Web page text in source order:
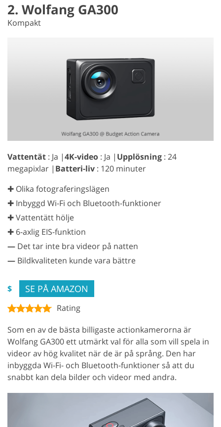
2. Wolfang GA300
Kompakt
Vattentät : Ja |4K-video : Ja | Upplösning : 24
megapixlar | Batteri-liv : 120 minuter
✚ Olika fotograferingslägen
✚ Inbyggd Wi-Fi och Bluetooth-funktioner
✚ Vattentätt hölje
✚ 6-axlig EIS-funktion
— Det tar inte bra videor på natten
— Bildkvaliteten kunde vara bättre
$ SE PÅ AMAZON
Rating
Som en av de bästa billigaste actionkamerorna är
Wolfang GA300 ett utmärkt val för alla som vill spela in
videor av hög kvalitet när de är på språng. Den har
inbyggda Wi-Fi- och Bluetooth-funktioner så att du
snabbt kan dela bilder och videor med andra.